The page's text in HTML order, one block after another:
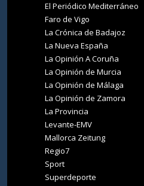
El Periódico Mediterráneo
Faro de Vigo
La Crónica de Badajoz
La Nueva España
La Opinión A Coruña
La Opinión de Murcia
La Opinión de Málaga
La Opinión de Zamora
La Provincia
Levante-EMV
Mallorca Zeitung
Regio7
Sport
Superdeporte